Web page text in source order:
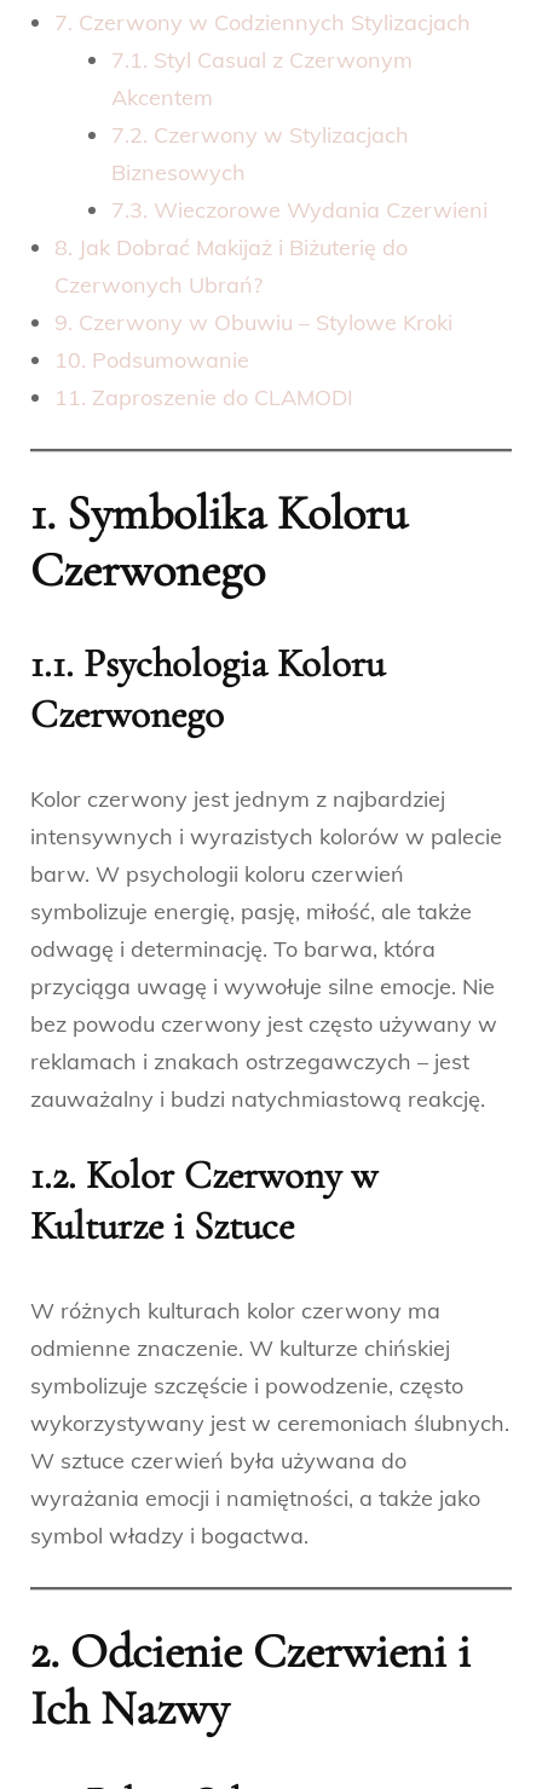
7. Czerwony w Codziennych Stylizacjach
7.1. Styl Casual z Czerwonym
Akcentem
7.2. Czerwony w Stylizacjach
Biznesowych
7.3. Wieczorowe Wydania Czerwieni
8. Jak Dobrać Makijaż i Biżuterię do
Czerwonych Ubrań?
9. Czerwony w Obuwiu – Stylowe Kroki
10. Podsumowanie
11. Zaproszenie do CLAMODI
1. Symbolika Koloru
Czerwonego
1.1. Psychologia Koloru
Czerwonego
Kolor czerwony jest jednym z najbardziej
intensywnych i wyrazistych kolorów w palecie
barw. W psychologii koloru czerwień
symbolizuje energię, pasję, miłość, ale także
odwagę i determinację. To barwa, która
przyciąga uwagę i wywołuje silne emocje. Nie
bez powodu czerwony jest często używany w
reklamach i znakach ostrzegawczych – jest
zauważalny i budzi natychmiastową reakcję.
1.2. Kolor Czerwony w
Kulturze i Sztuce
W różnych kulturach kolor czerwony ma
odmienne znaczenie. W kulturze chińskiej
symbolizuje szczęście i powodzenie, często
wykorzystywany jest w ceremoniach ślubnych.
W sztuce czerwień była używana do
wyrażania emocji i namiętności, a także jako
symbol władzy i bogactwa.
2. Odcienie Czerwieni i
Ich Nazwy